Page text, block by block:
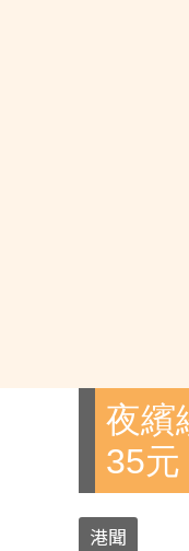
夜繽
35
港聞